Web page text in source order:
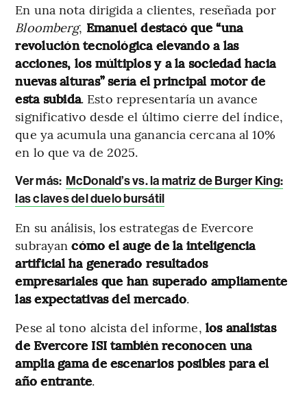
En una nota dirigida a clientes, reseñada por
Bloomberg, Emanuel destacó que “una
revolución tecnológica elevando a las
acciones, los múltiplos y a la sociedad hacia
nuevas alturas” sería el principal motor de
esta subida. Esto representaría un avance
significativo desde el último cierre del índice,
que ya acumula una ganancia cercana al 10%
en lo que va de 2025.
Ver más: McDonald’s vs. la matriz de Burger King:
las claves del duelo bursátil
En su análisis, los estrategas de Evercore
subrayancómo el auge de la inteligencia
artificial ha generado resultados
empresariales que han superado ampliamente
las expectativas del mercado.
Pese al tono alcista del informe, los analistas
de Evercore ISI también reconocen una
amplia gama de escenarios posibles para el
año entrante.